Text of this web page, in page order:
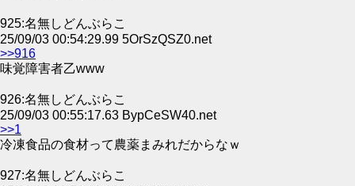
925:名無しどんぶらこ
25/09/03 00:54:29.99 5OrSzQSZ0.net
>>916
味覚障害者乙www
926:名無しどんぶらこ
25/09/03 00:55:17.63 BypCeSW40.net
>>1
冷凍食品の食材って農薬まみれだからなｗ
927:名無しどんぶらこ